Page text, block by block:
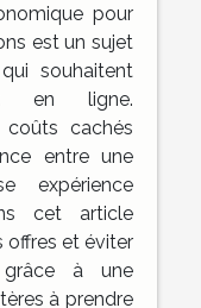
pour
est un sujet
souhaitent
en ligne.
coûts cachés
entre une
expérience
cet article
offres et éviter
grâce à une
à prendre